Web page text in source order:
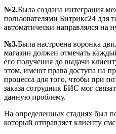
№2.Была создана интеграция
пользователями Битрикс24 для
автоматически направлялся на
№3.Была настроена воронка
магазин должен отмечать
его получения до выдачи
этом, имеют права доступа на
процесса для того, чтобы при
заказа сотрудник БИС мог
данную проблему.
На определенных стадиях был
который отправляет клиенту